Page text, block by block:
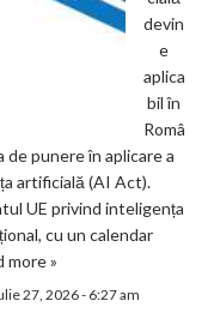
devin
e
aplica
bil în
Româ
de punere în aplicare a
artificială (AI Act).
UE privind inteligența
cu un calendar
more »
27, 2026 - 6:27 am